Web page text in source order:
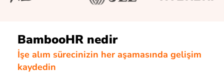
BambooHR nedir
İşe alım sürecinizin her aşamasında gelişim
kaydedin